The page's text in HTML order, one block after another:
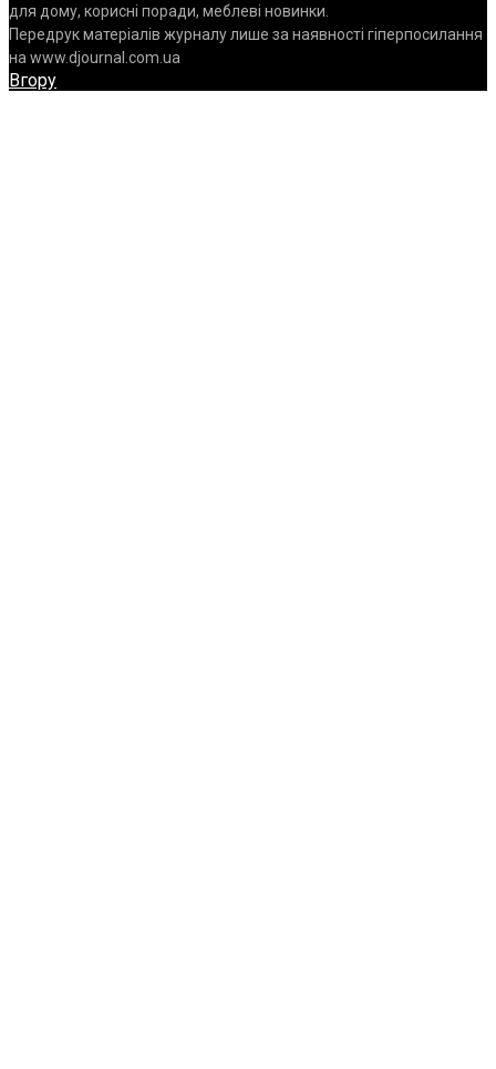
для дому, корисні поради, меблеві новинки.
Передрук матеріалів журналу лише за наявності гіперпосилання
на www.djournal.com.ua
Вгору